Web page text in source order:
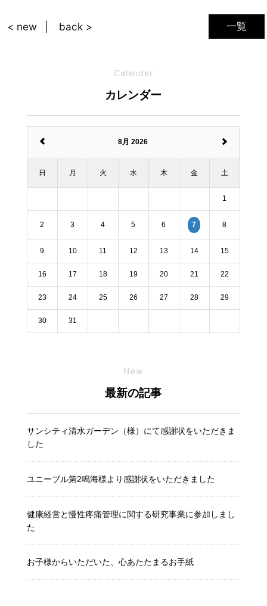
一覧
< new back >
Calender
カレンダー
8月 2026
日 月 火 水 木 金 土
1
2 3 4 5 6 7 8
9 10 11 12 13 14 15
16 17 18 19 20 21 22
23 24 25 26 27 28 29
30 31
New
最新の記事
サンシティ清水ガーデン（様）にて感謝状をいただきま
した
ユニーブル第2鳴海様より感謝状をいただきました
健康経営と慢性疼痛管理に関する研究事業に参加しまし
た
お子様からいただいた、心あたたまるお手紙